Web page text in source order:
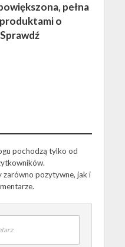
pełna
o
pochodzą tylko od
zarówno pozytywne, jak i